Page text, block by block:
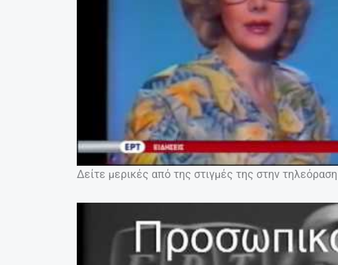
Δείτε μερικές από της στιγμές της στην τηλεόραση